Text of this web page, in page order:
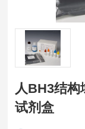
人BH3结
试剂盒